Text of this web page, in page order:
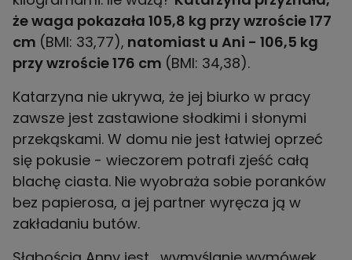
że waga pokazała 105,8 kg przy wzroście 177
cm (BMI: 33,77), natomiast u Ani - 106,5 kg
przy wzroście 176 cm (BMI: 34,38).
Katarzyna nie ukrywa, że jej biurko w pracy
zawsze jest zastawione słodkimi i słonymi
przekąskami. W domu nie jest łatwiej oprzeć
się pokusie - wieczorem potrafi zjeść całą
blachę ciasta. Nie wyobraża sobie poranków
bez papierosa, a jej partner wyręcza ją w
zakładaniu butów.